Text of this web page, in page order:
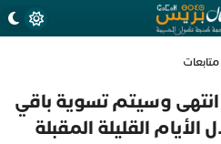
انتهى وسيتم تسوية باقي
الأيام القليلة المقبلة